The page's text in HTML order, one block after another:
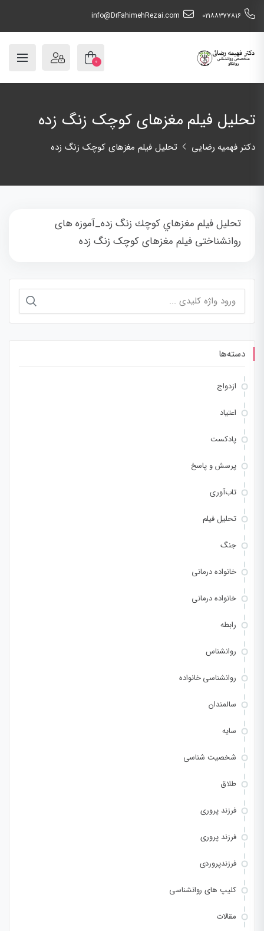
٠٢١٨٨٣٧٧٨١٦ info@DrFahimehRezai.com
۰
تحلیل فیلم مغزهای کوچک زنگ زده
دکتر فهمیه رضایی تحلیل فیلم مغزهای کوچک زنگ زده
تحلیل فيلم مغزهاي كوچك زنگ زده_آموزه های
روانشناختی فیلم مغزهای کوچک زنگ زده
جستجو
برای:
دسته‌ها
ازدواج
اعتیاد
پادکست
پرسش و پاسخ
تاب‌آوری
تحلیل فیلم
جنگ
خانواده درمانی
خانواده درمانی
رابطه
روانشناس
روانشناسی خانواده
سالمندان
سایه
شخصیت شناسی
طلاق
فرزند پروری
فرزند پروری
فرزندپروردی
کلیپ های روانشناسی
مقالات